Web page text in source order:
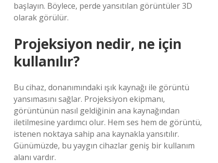
başlayın. Böylece, perde yansıtılan görüntüler 3D
olarak görülür.
Projeksiyon nedir, ne için
kullanılır?
Bu cihaz, donanımındaki ışık kaynağı ile görüntü
yansımasını sağlar. Projeksiyon ekipmanı,
görüntünün nasıl geldiğinin ana kaynağından
iletilmesine yardımcı olur. Hem ses hem de görüntü,
istenen noktaya sahip ana kaynakla yansıtılır.
Günümüzde, bu yaygın cihazlar geniş bir kullanım
alanı vardır.